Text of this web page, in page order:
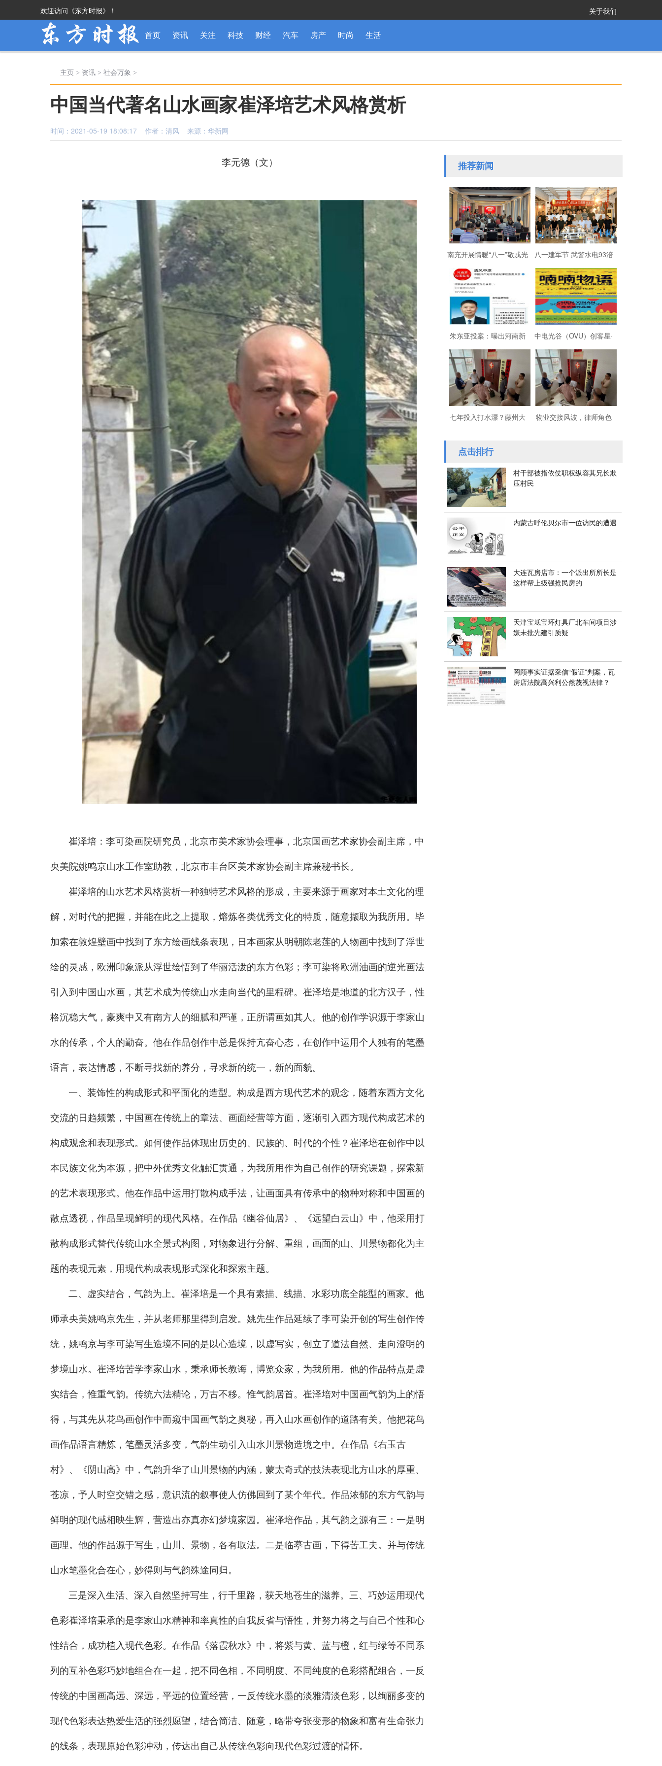
欢迎访问《东方时报》！ 关于我们
首页 资讯 关注 科技 财经 汽车 房产 时尚 生活
主页 > 资讯 > 社会万象 >
中国当代著名山水画家崔泽培艺术风格赏析
时间：2021-05-19 18:08:17 作者：清风 来源：华新网
李元德（文）
崔泽培：李可染画院研究员，北京市美术家协会理事，北京国画艺术家协会副主席，中
央美院姚鸣京山水工作室助教，北京市丰台区美术家协会副主席兼秘书长。
崔泽培的山水艺术风格赏析一种独特艺术风格的形成，主要来源于画家对本土文化的理
解，对时代的把握，并能在此之上提取，熔炼各类优秀文化的特质，随意撷取为我所用。毕
加索在敦煌壁画中找到了东方绘画线条表现，日本画家从明朝陈老莲的人物画中找到了浮世
绘的灵感，欧洲印象派从浮世绘悟到了华丽活泼的东方色彩；李可染将欧洲油画的逆光画法
引入到中国山水画，其艺术成为传统山水走向当代的里程碑。崔泽培是地道的北方汉子，性
格沉稳大气，豪爽中又有南方人的细腻和严谨，正所谓画如其人。他的创作学识源于李家山
水的传承，个人的勤奋。他在作品创作中总是保持亢奋心态，在创作中运用个人独有的笔墨
语言，表达情感，不断寻找新的养分，寻求新的统一，新的面貌。
一、装饰性的构成形式和平面化的造型。构成是西方现代艺术的观念，随着东西方文化
交流的日趋频繁，中国画在传统上的章法、画面经营等方面，逐渐引入西方现代构成艺术的
构成观念和表现形式。如何使作品体现出历史的、民族的、时代的个性？崔泽培在创作中以
本民族文化为本源，把中外优秀文化触汇贯通，为我所用作为自己创作的研究课题，探索新
的艺术表现形式。他在作品中运用打散构成手法，让画面具有传承中的物种对称和中国画的
散点透视，作品呈现鲜明的现代风格。在作品《幽谷仙居》、《远望白云山》中，他采用打
散构成形式替代传统山水全景式构图，对物象进行分解、重组，画面的山、川景物都化为主
题的表现元素，用现代构成表现形式深化和探索主题。
二、虚实结合，气韵为上。崔泽培是一个具有素描、线描、水彩功底全能型的画家。他
师承央美姚鸣京先生，并从老师那里得到启发。姚先生作品延续了李可染开创的写生创作传
统，姚鸣京与李可染写生造境不同的是以心造境，以虚写实，创立了道法自然、走向澄明的
梦境山水。崔泽培苦学李家山水，秉承师长教诲，博览众家，为我所用。他的作品特点是虚
实结合，惟重气韵。传统六法精论，万古不移。惟气韵居首。崔泽培对中国画气韵为上的悟
得，与其先从花鸟画创作中而窥中国画气韵之奥秘，再入山水画创作的道路有关。他把花鸟
画作品语言精炼，笔墨灵活多变，气韵生动引入山水川景物造境之中。在作品《右玉古
村》、《阴山高》中，气韵升华了山川景物的内涵，蒙太奇式的技法表现北方山水的厚重、
苍凉，予人时空交错之感，意识流的叙事使人仿佛回到了某个年代。作品浓郁的东方气韵与
鲜明的现代感相映生辉，营造出亦真亦幻梦境家园。崔泽培作品，其气韵之源有三：一是明
画理。他的作品源于写生，山川、景物，各有取法。二是临摹古画，下得苦工夫。并与传统
山水笔墨化合在心，妙得则与气韵殊途同归。
三是深入生活、深入自然坚持写生，行千里路，获天地苍生的滋养。三、巧妙运用现代
色彩崔泽培秉承的是李家山水精神和率真性的自我反省与悟性，并努力将之与自己个性和心
性结合，成功植入现代色彩。在作品《落霞秋水》中，将紫与黄、蓝与橙，红与绿等不同系
列的互补色彩巧妙地组合在一起，把不同色相，不同明度、不同纯度的色彩搭配组合，一反
传统的中国画高远、深远，平远的位置经营，一反传统水墨的淡雅清淡色彩，以绚丽多变的
现代色彩表达热爱生活的强烈愿望，结合简洁、随意，略带夸张变形的物象和富有生命张力
的线条，表现原始色彩冲动，传达出自己从传统色彩向现代色彩过渡的情怀。
推荐新闻
南充开展情暖“八一”敬戎光
·拥军助老进社区慰问活动
八一建军节 武警水电93涪
陵战友欢聚磐石玉寨赓续
军旅初心
朱东亚投案：曝出河南新
乡顶着35项违法行为“远洋
捕捞”港商
中电光谷（OVU）创客星·
成都芯谷人工智能OPC社
区“芯创社”正
七年投入打水漂？藤州大 物业交接风波，律师角色
点击排行
村干部被指依仗职权纵容其兄长欺
压村民
内蒙古呼伦贝尔市一位访民的遭遇
大连瓦房店市：一个派出所所长是
这样帮上级强抢民房的
天津宝坻宝环灯具厂北车间项目涉
嫌未批先建引质疑
罔顾事实证据采信“假证”判案，瓦
房店法院高兴利公然蔑视法律？